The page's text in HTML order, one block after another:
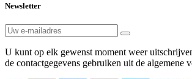
Newsletter
U kunt op elk gewenst moment weer
de contactgegevens gebruiken uit de algemene